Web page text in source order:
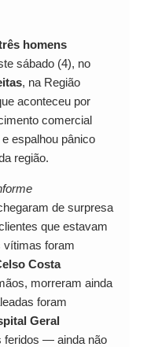
homens
sábado (4), no
, na Região
aconteceu por
comercial
e espalhou pânico
região.
de surpresa
que estavam
vítimas foram
Costa
morreram ainda
foram
Geral
feridos — ainda não